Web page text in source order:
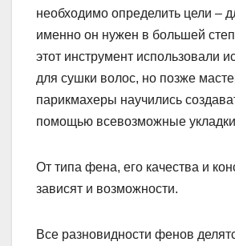
необходимо определить цели –
именно он нужен в большей
этот инструмент использовали
для сушки волос, но позже
парикмахеры научились
помощью всевозможные укладки
От типа фена, его качества и
зависят и возможности.
Все разновидности фенов